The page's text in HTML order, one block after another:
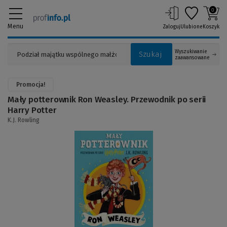
Menu
Szukaj
Wyszukiwanie
zaawansowane
ZalogujUlubione
0
Koszyk
Promocja!
Mały potterownik Ron Weasley. Przewodnik po serii
Harry Potter
K.J. Rowling